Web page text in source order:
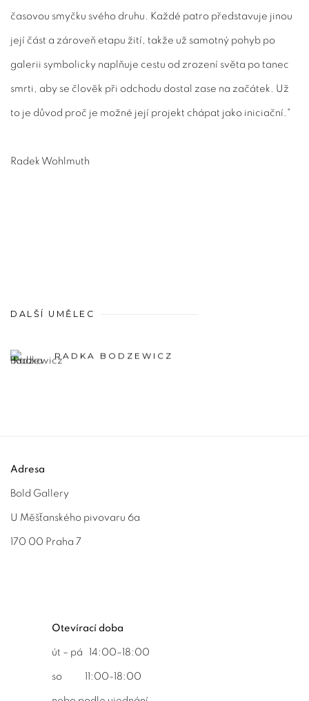
časovou smyčku svého druhu. Každé patro představuje jinou
její část a zároveň etapu žití, takže už samotný pohyb po
galerii symbolicky naplňuje cestu od zrození světa po tanec
smrti, aby se člověk při odchodu dostal zase na začátek. Už
to je důvod proč je možné její projekt chápat jako iniciační."
Radek Wohlmuth
DALŠÍ UMĚLEC
RADKA BODZEWICZ
Adresa
Bold Gallery
U Měšťanského pivovaru 6a
170 00 Praha 7
Otevírací doba
út – pá 14:00–18:00
so 11:00-18:00